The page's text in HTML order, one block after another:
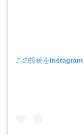
この投稿をInstagram